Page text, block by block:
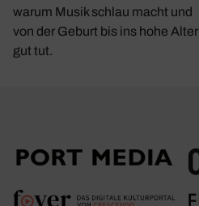
warum Musik schlau macht und
von der Geburt bis ins hohe Alter
gut tut.